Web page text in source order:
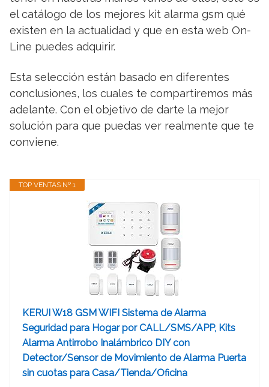
el catálogo de los mejores kit alarma gsm qué
existen en la actualidad y que en esta web On-
Line puedes adquirir.
Esta selección están basado en diferentes
conclusiones, los cuales te compartiremos más
adelante. Con el objetivo de darte la mejor
solución para que puedas ver realmente que te
conviene.
TOP VENTAS Nº 1
KERUI W18 GSM WIFI Sistema de Alarma
Seguridad para Hogar por CALL/SMS/APP, Kits
Alarma Antirrobo Inalámbrico DIY con
Detector/Sensor de Movimiento de Alarma Puerta
sin cuotas para Casa/Tienda/Oficina